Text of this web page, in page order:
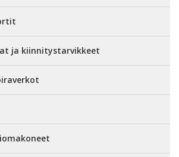
ja kiinnitystarvikkeet